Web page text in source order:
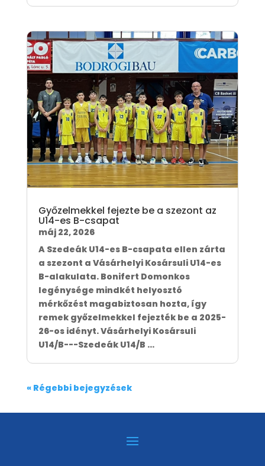
Győzelmekkel fejezte be a szezont az
U14-es B-csapat
máj 22, 2026
A Szedeák U14-es B-csapata ellen zárta
a szezont a Vásárhelyi Kosársuli U14-es
B-alakulata. Bonifert Domonkos
legénysége mindkét helyosztó
mérkőzést magabiztosan hozta, így
remek győzelmekkel fejezték be a 2025-
26-os idényt. Vásárhelyi Kosársuli
U14/B---Szedeák U14/B ...
« Régebbi bejegyzések